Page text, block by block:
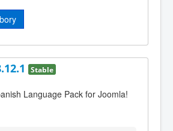
Stable
Language Pack for Joomla!